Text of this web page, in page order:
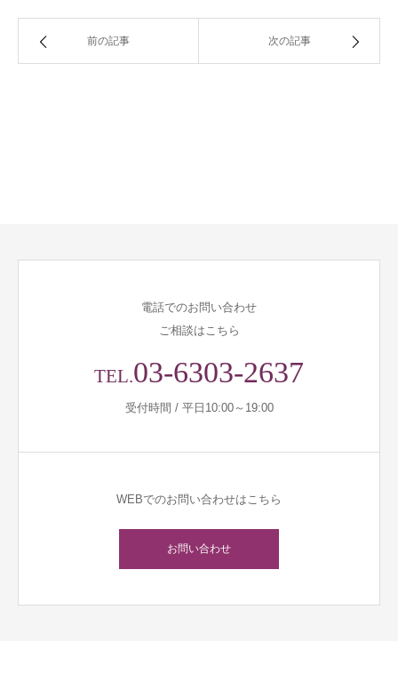
前の記事 次の記事
電話でのお問い合わせ
ご相談はこちら
TEL.03-6303-2637
受付時間 / 平日10:00～19:00
WEBでのお問い合わせはこちら
お問い合わせ